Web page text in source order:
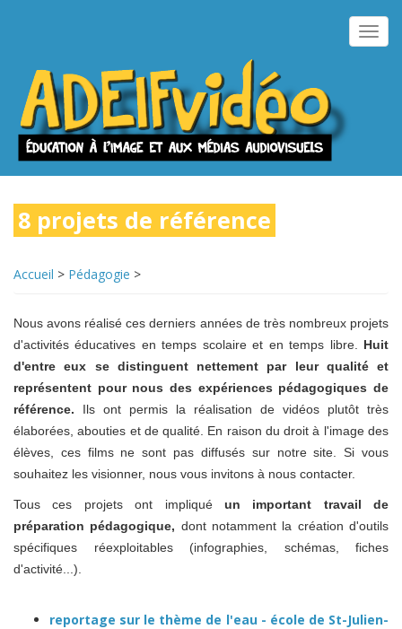
principal
8 projets de référence
Accueil > Pédagogie >
Nous avons réalisé ces derniers années de très nombreux projets
d'activités éducatives en temps scolaire et en temps libre.
Huit
d'entre eux se distinguent nettement par leur qualité et
représentent pour nous des expériences pédagogiques de
référence. Ils ont permis la réalisation de vidéos plutôt très
élaborées, abouties et de qualité. En raison du droit à l'image des
élèves, ces films ne sont pas diffusés sur notre site. Si vous
souhaitez les visionner, nous vous invitons à nous contacter.
Tous ces projets ont impliqué un important travail de
préparation pédagogique, dont notamment la création d'outils
spécifiques réexploitables (infographies, schémas, fiches
d'activité...).
reportage sur le thème de l'eau - école de St-Julien-